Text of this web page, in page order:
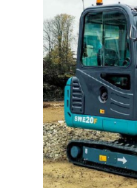
Kontaktai
Atsijungti